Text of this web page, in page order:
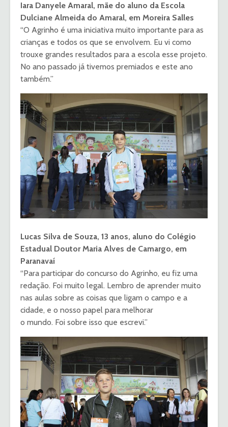
Iara Danyele Amaral, mãe do aluno da Escola
Dulciane Almeida do Amaral, em Moreira Salles
“O Agrinho é uma iniciativa muito importante para as
crianças e todos os que se envolvem. Eu vi como
trouxe grandes resultados para a escola esse projeto.
No ano passado já tivemos premiados e este ano
também.”
Lucas Silva de Souza, 13 anos, aluno do Colégio
Estadual Doutor Maria Alves de Camargo, em
Paranavaí
“Para participar do concurso do Agrinho, eu fiz uma
redação. Foi muito legal. Lembro de aprender muito
nas aulas sobre as coisas que ligam o campo e a
cidade, e o nosso papel para melhorar
o mundo. Foi sobre isso que escrevi.”